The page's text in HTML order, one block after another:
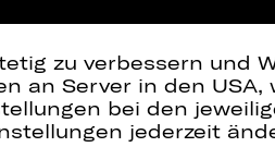
zu verbessern und
an Server in den USA,
bei den
jederzeit